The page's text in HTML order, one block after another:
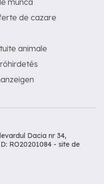
munca
de cazare
animale
Dacia nr 34,
RO20201084 - site de